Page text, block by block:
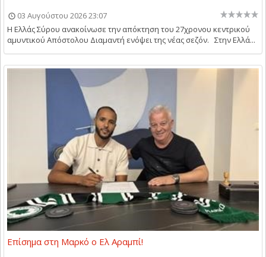
03 Αυγούστου 2026 23:07
Η Ελλάς Σύρου ανακοίνωσε την απόκτηση του 27χρονου κεντρικού
αμυντικού Απόστολου Διαμαντή ενόψει της νέας σεζόν. Στην Ελλά...
Επίσημα στη Μαρκό ο Ελ Αραμπί!